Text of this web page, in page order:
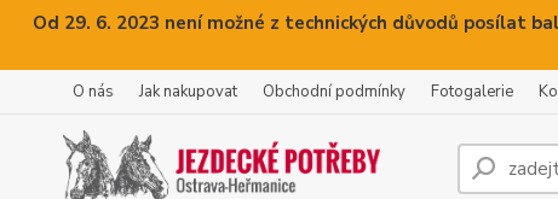
Od 29. 6. 2023 není možné z technických důvodů posílat
O nás Jak nakupovat Obchodní podmínky Fotogalerie